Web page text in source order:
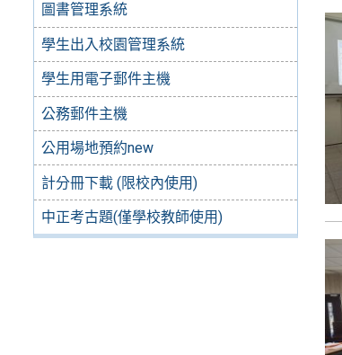
圖書管理系統
學生出入校園管理系統
學生用電子郵件主機
公務郵件主機
公用場地預約new
計分冊下載 (限校內使用)
中正考古題(僅學校教師使用)